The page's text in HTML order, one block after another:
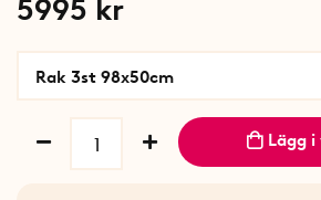
5995 kr
Rak 3st 98x50cm
Lägg